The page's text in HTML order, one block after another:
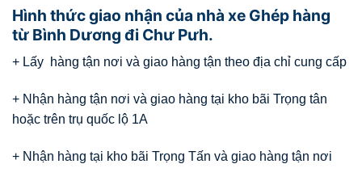
Hình thức giao nhận của nhà xe Ghép hàng
từ Bình Dương đi Chư Pưh.
+ Lấy hàng tận nơi và giao hàng tận theo địa chỉ cung cấp
+ Nhận hàng tận nơi và giao hàng tại kho bãi Trọng tân
hoặc trên trụ quốc lộ 1A
+ Nhận hàng tại kho bãi Trọng Tấn và giao hàng tận nơi